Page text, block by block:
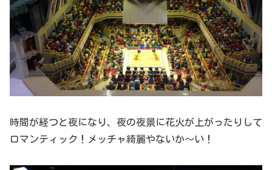
時間が経つと夜になり、夜の夜景に花火が上がったりして
ロマンティック！メッチャ綺麗やないか～い！